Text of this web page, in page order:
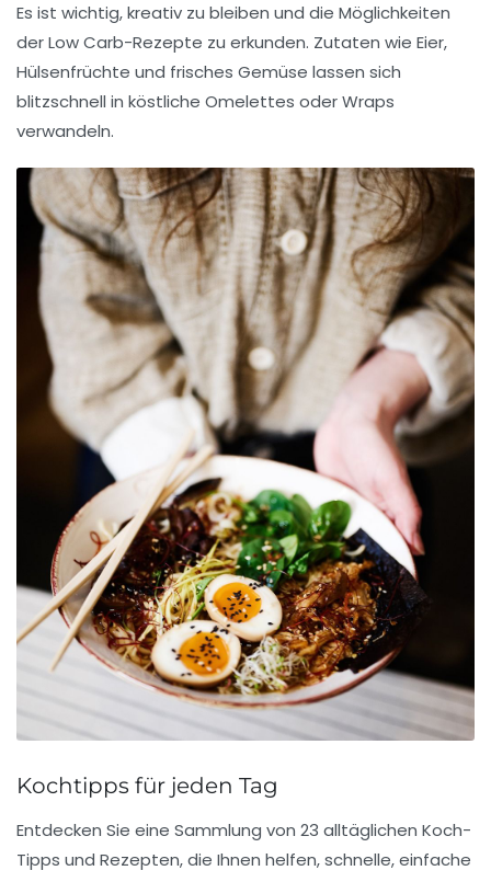
Es ist wichtig, kreativ zu bleiben und die Möglichkeiten
derLow Carb-Rezepte zu erkunden. Zutaten wie Eier,
Hülsenfrüchte und frisches Gemüse lassen sich
blitzschnell in köstliche Omelettes oderWraps
verwandeln.
Kochtipps für jeden Tag
Entdecken Sie eine Sammlung von 23 alltäglichen Koch-
Tipps und Rezepten, die Ihnen helfen,schnelle,einfache